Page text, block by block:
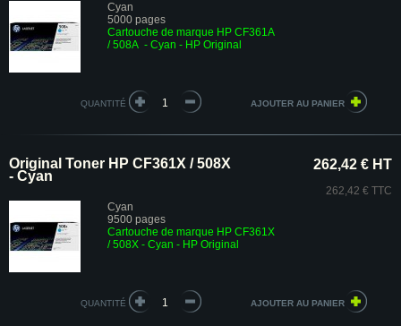
Cyan
5000 pages
Cartouche de marque HP CF361A
/ 508A - Cyan - HP Original
QUANTITÉ
Original Toner HP CF361X / 508X
- Cyan
Cyan
9500 pages
Cartouche de marque HP CF361X
/ 508X - Cyan - HP Original
262,42 € HT
262,42 € TTC
QUANTITÉ